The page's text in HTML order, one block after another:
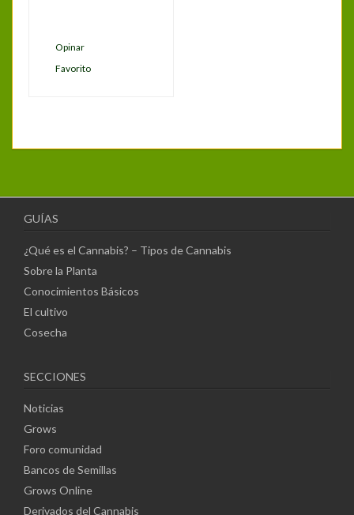
Opinar
Favorito
GUÍAS
¿Qué es el Cannabis? – Tipos de Cannabis
Sobre la Planta
Conocimientos Básicos
El cultivo
Cosecha
SECCIONES
Noticias
Grows
Foro comunidad
Bancos de Semillas
Grows Online
Derivados del Cannabis